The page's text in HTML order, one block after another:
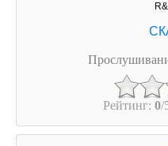
Рейтинг: 0/